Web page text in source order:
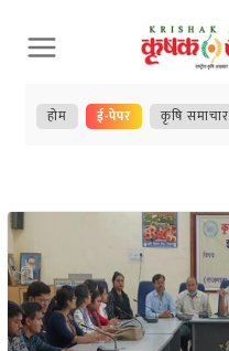
Skip
to
content
होम ई-पेपर कृषि समाचार